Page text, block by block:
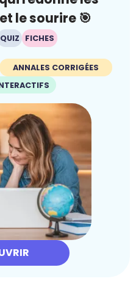
le sourire 🎯
QUIZ FICHES
ANNALES CORRIGÉES